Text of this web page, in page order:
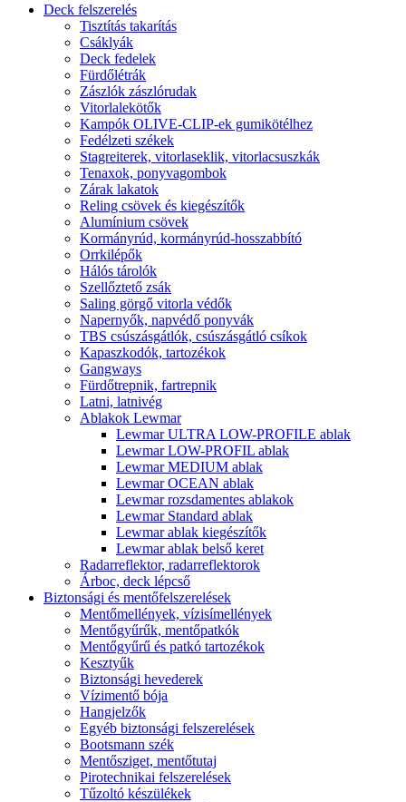
Deck felszerelés
Tisztítás takarítás
Csáklyák
Deck fedelek
Fürdőlétrák
Zászlók zászlórudak
Vitorlalekötők
Kampók OLIVE-CLIP-ek gumikötélhez
Fedélzeti székek
Stagreiterek, vitorlaseklik, vitorlacsuszkák
Tenaxok, ponyvagombok
Zárak lakatok
Reling csövek és kiegészítők
Alumínium csövek
Kormányrúd, kormányrúd-hosszabbító
Orrkilépők
Hálós tárolók
Szellőztető zsák
Saling görgő vitorla védők
Napernyők, napvédő ponyvák
TBS csúszásgátlók, csúszásgátló csíkok
Kapaszkodók, tartozékok
Gangways
Fürdőtrepnik, fartrepnik
Latni, latnivég
Ablakok Lewmar
Lewmar ULTRA LOW-PROFILE ablak
Lewmar LOW-PROFIL ablak
Lewmar MEDIUM ablak
Lewmar OCEAN ablak
Lewmar rozsdamentes ablakok
Lewmar Standard ablak
Lewmar ablak kiegészítők
Lewmar ablak belső keret
Radarreflektor, radarreflektorok
Árboc, deck lépcső
Biztonsági és mentőfelszerelések
Mentőmellények, vízisímellények
Mentőgyűrűk, mentőpatkók
Mentőgyűrű és patkó tartozékok
Kesztyűk
Biztonsági hevederek
Vízimentő bója
Hangjelzők
Egyéb biztonsági felszerelések
Bootsmann szék
Mentősziget, mentőtutaj
Pirotechnikai felszerelések
Tűzoltó készülékek